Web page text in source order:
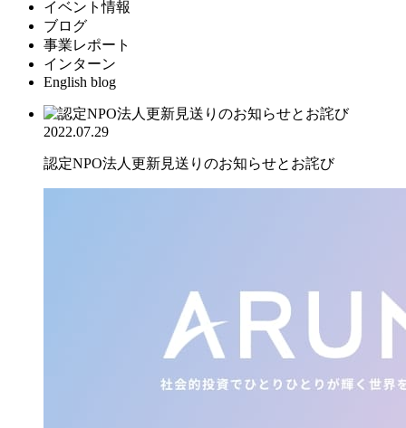
イベント情報
ブログ
事業レポート
インターン
English blog
2022.07.29
認定NPO法人更新見送りのお知らせとお詫び